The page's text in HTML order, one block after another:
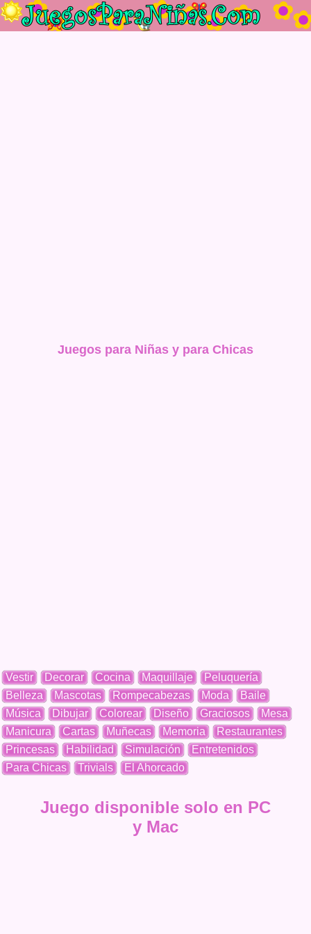
Juegos para Niñas y para Chicas
Vestir Decorar Cocina Maquillaje
Peluquería
Belleza
Mascotas Rompecabezas Moda
Baile
Música
Dibujar Colorear Diseño Graciosos
Mesa
Manicura
Cartas Muñecas Memoria
Restaurantes
Princesas
Habilidad Simulación
Entretenidos
Para Chicas
Trivials El Ahorcado
Juego disponible solo en PC
y Mac